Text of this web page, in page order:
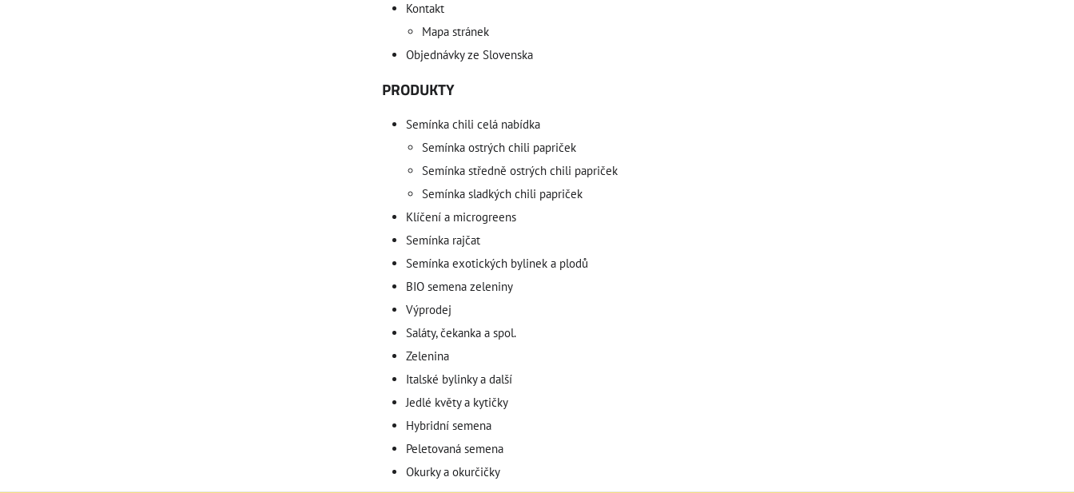
Kontakt
Mapa stránek
Objednávky ze Slovenska
PRODUKTY
Semínka chili celá nabídka
Semínka ostrých chili papriček
Semínka středně ostrých chili papriček
Semínka sladkých chili papriček
Klíčení a microgreens
Semínka rajčat
Semínka exotických bylinek a plodů
BIO semena zeleniny
Výprodej
Saláty, čekanka a spol.
Zelenina
Italské bylinky a další
Jedlé květy a kytičky
Hybridní semena
Peletovaná semena
Okurky a okurčičky